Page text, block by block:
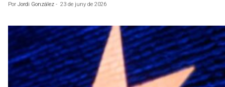
Por Jordi González - 23 de juny de 2026